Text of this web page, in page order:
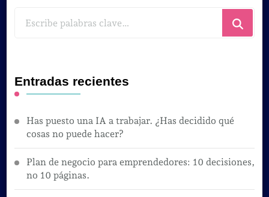
Entradas recientes
Has puesto una IA a trabajar. ¿Has decidido qué
cosas no puede hacer?
Plan de negocio para emprendedores: 10 decisiones,
no 10 páginas.